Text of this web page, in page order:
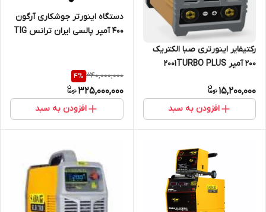
رکتیفایر اینورتری صبا الکتریک
200 آمپر 2001TURBO PLUS
15,200,000
افزودن به سبد
دستگاه اینورتر جوشکاری آرگون
400 آمپر پالسی ایران ترانس TIG
340,000,000
4%
325,000,000
افزودن به سبد